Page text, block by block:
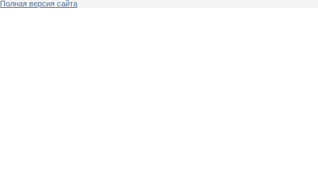
Полная версия сайта